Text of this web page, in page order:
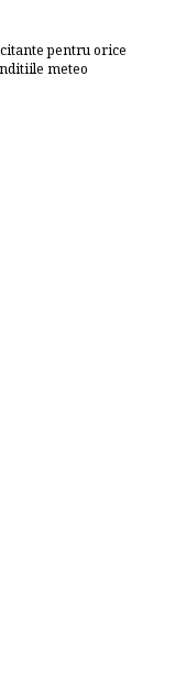
pentru orice
meteo